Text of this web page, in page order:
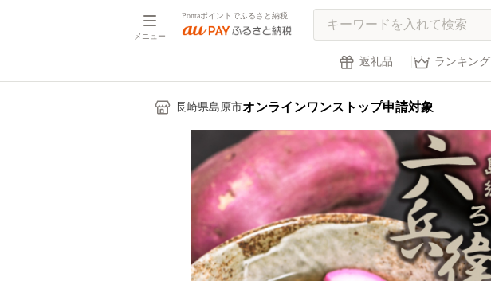
メニュー
Pontaポイントでふるさと納税
返礼品 ランキング
長崎県島原市オンラインワンストップ申請対象